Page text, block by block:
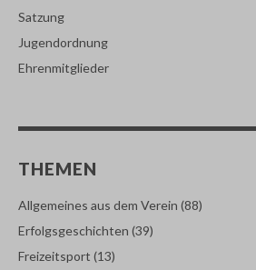
Satzung
Jugendordnung
Ehrenmitglieder
THEMEN
Allgemeines aus dem Verein (88)
Erfolgsgeschichten (39)
Freizeitsport (13)